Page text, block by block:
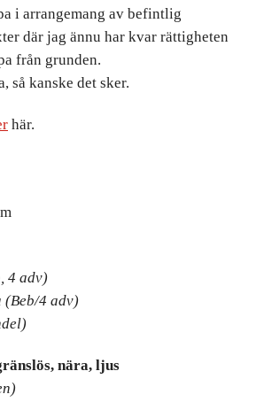
i arrangemang av befintlig
där jag ännu har kvar rättigheten
från grunden.
så kanske det sker.
här.
4 adv)
(Beb/4 adv)
nära, ljus